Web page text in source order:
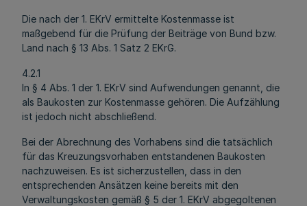
Die nach der 1. EKrV ermittelte Kostenmasse ist
maßgebend für die Prüfung der Beiträge von Bund bzw.
Land nach § 13 Abs. 1 Satz 2 EKrG.
4.2.1
In § 4 Abs. 1 der 1. EKrV sind Aufwendungen genannt, die
als Baukosten zur Kostenmasse gehören. Die Aufzählung
ist jedoch nicht abschließend.
Bei der Abrechnung des Vorhabens sind die tatsächlich
für das Kreuzungsvorhaben entstandenen Baukosten
nachzuweisen. Es ist sicherzustellen, dass in den
entsprechenden Ansätzen keine bereits mit den
Verwaltungskosten gemäß § 5 der 1. EKrV abgegoltenen